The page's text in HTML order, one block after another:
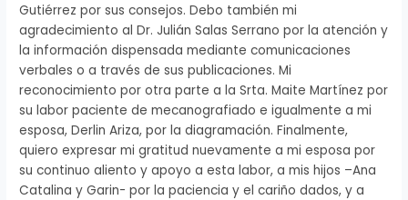
Gutiérrez por sus consejos. Debo también mi
agradecimiento al Dr. Julián Salas Serrano por la atención y
la información dispensada mediante comunicaciones
verbales o a través de sus publicaciones. Mi
reconocimiento por otra parte a la Srta. Maite Martínez por
su labor paciente de mecanografiado e igualmente a mi
esposa, Derlin Ariza, por la diagramación. Finalmente,
quiero expresar mi gratitud nuevamente a mi esposa por
su continuo aliento y apoyo a esta labor, a mis hijos –Ana
Catalina y Garin- por la paciencia y el cariño dados, y a